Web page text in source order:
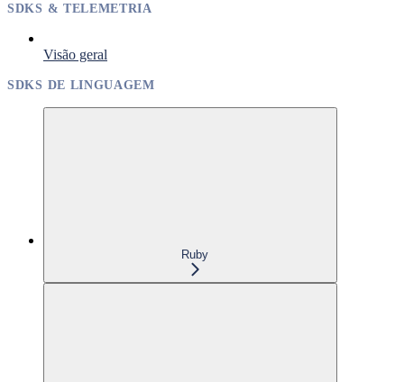
SDKS & TELEMETRIA
Visão geral
SDKS DE LINGUAGEM
Ruby